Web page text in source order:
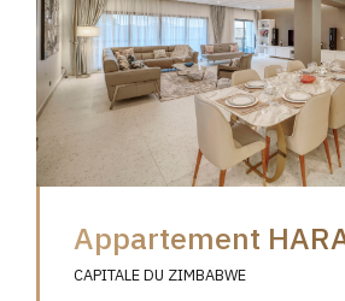
Appartement
CAPITALE DU ZIMBABWE